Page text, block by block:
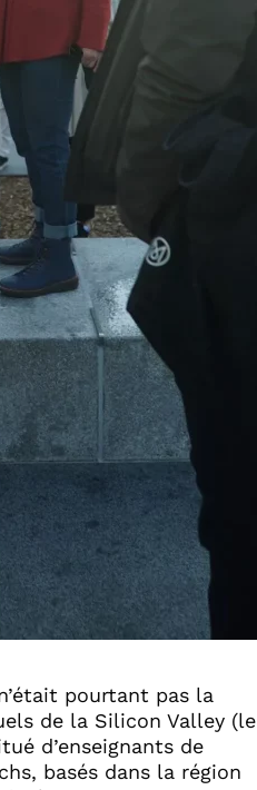
pourtant pas la
de la Silicon Valley (le
d’enseignants de
basés dans la région